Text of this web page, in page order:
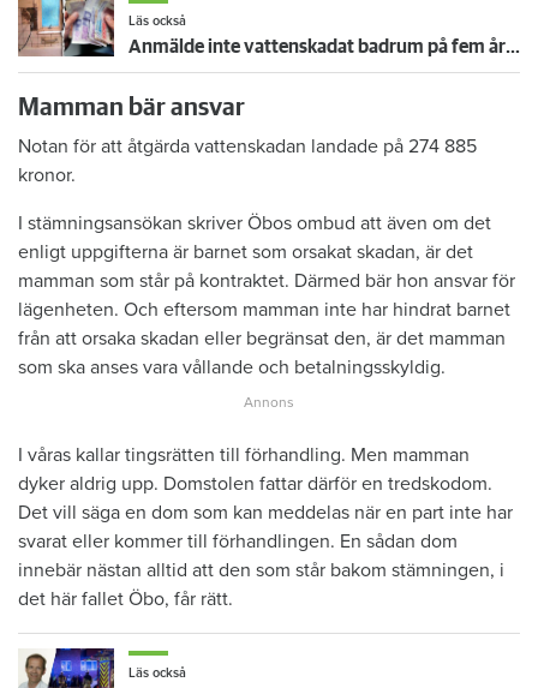
Läs också
Anmälde inte vattenskadat badrum på fem år – krävs på 125 000 kronor
Mamman bär ansvar
Notan för att åtgärda vattenskadan landade på 274 885
kronor.
I stämningsansökan skriver Öbos ombud att även om det
enligt uppgifterna är barnet som orsakat skadan, är det
mamman som står på kontraktet. Därmed bär hon ansvar för
lägenheten. Och eftersom mamman inte har hindrat barnet
från att orsaka skadan eller begränsat den, är det mamman
som ska anses vara vållande och betalningsskyldig.
I våras kallar tingsrätten till förhandling. Men mamman
dyker aldrig upp. Domstolen fattar därför en tredskodom.
Det vill säga en dom som kan meddelas när en part inte har
svarat eller kommer till förhandlingen. En sådan dom
innebär nästan alltid att den som står bakom stämningen, i
det här fallet Öbo, får rätt.
Läs också